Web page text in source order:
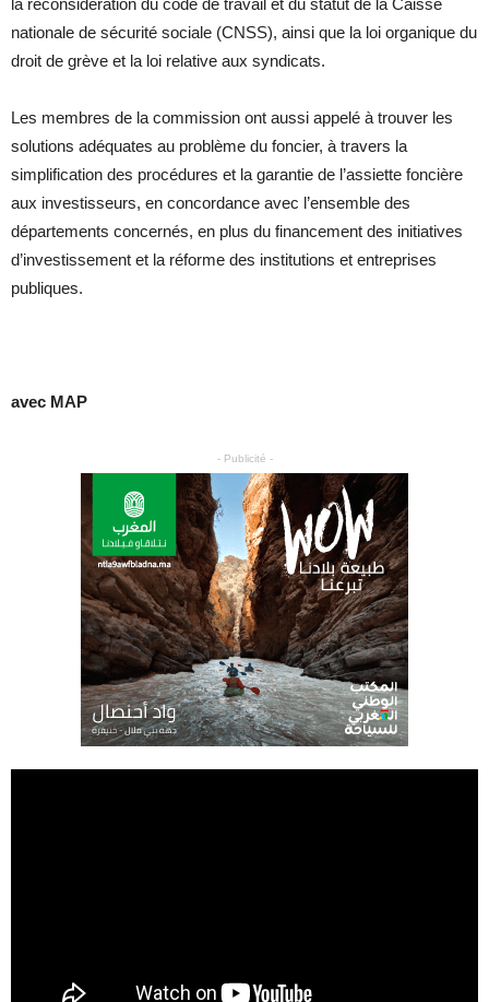
nationale de sécurité sociale (CNSS), ainsi que la loi organique du
droit de grève et la loi relative aux syndicats.
Les membres de la commission ont aussi appelé à trouver les
solutions adéquates au problème du foncier, à travers la
simplification des procédures et la garantie de l’assiette foncière
aux investisseurs, en concordance avec l’ensemble des
départements concernés, en plus du financement des initiatives
d’investissement et la réforme des institutions et entreprises
publiques.
avec MAP
- Publicité -